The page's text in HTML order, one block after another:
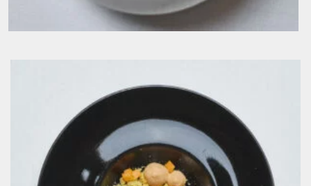
Cremoso alla ciliegia e gelato al latte €9